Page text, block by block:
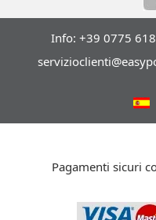
Info: +39 0775
Pagamenti sicuri